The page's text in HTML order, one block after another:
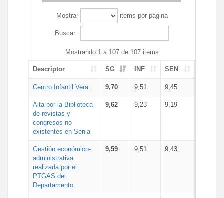
Mostrar items por página
Buscar:
Mostrando 1 a 107 de 107 items
Descriptor SG INF SEN
Centro Infantil Vera 9,70 9,51 9,45
Alta por la Biblioteca
de revistas y
congresos no
existentes en Senia
9,62 9,23 9,19
Gestión económico-
administrativa
realizada por el
PTGAS del
Departamento
9,59 9,51 9,43